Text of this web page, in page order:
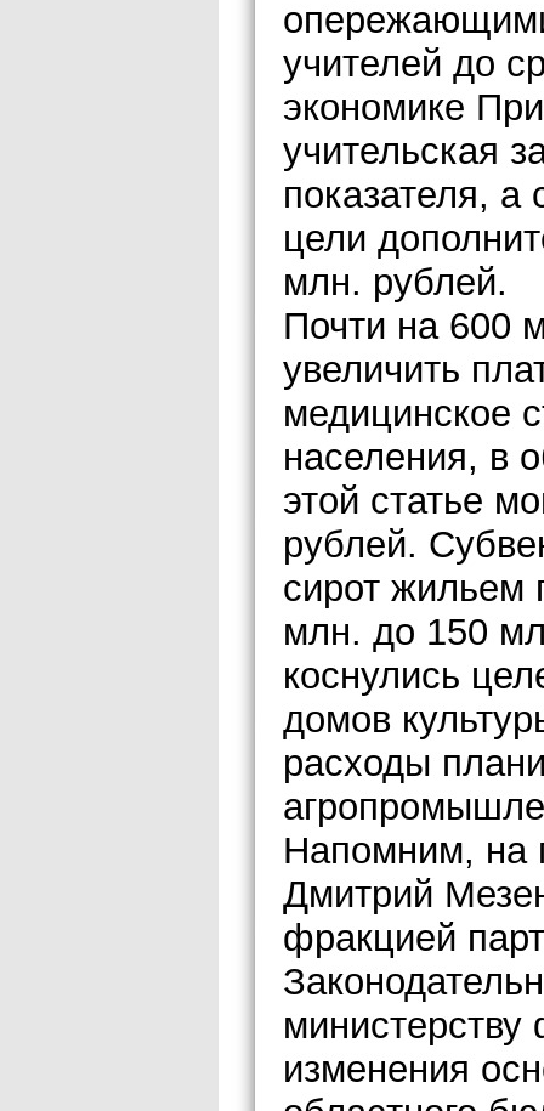
учителей до
экономике
учительская
показателя,
цели
млн. рублей.
Почти на 600
увеличить
медицинское
населения, в
этой статье
рублей.
сирот жильем
млн. до 150
коснулись
домов
расходы
Напомним, на
Дмитрий
фракцией
изменения